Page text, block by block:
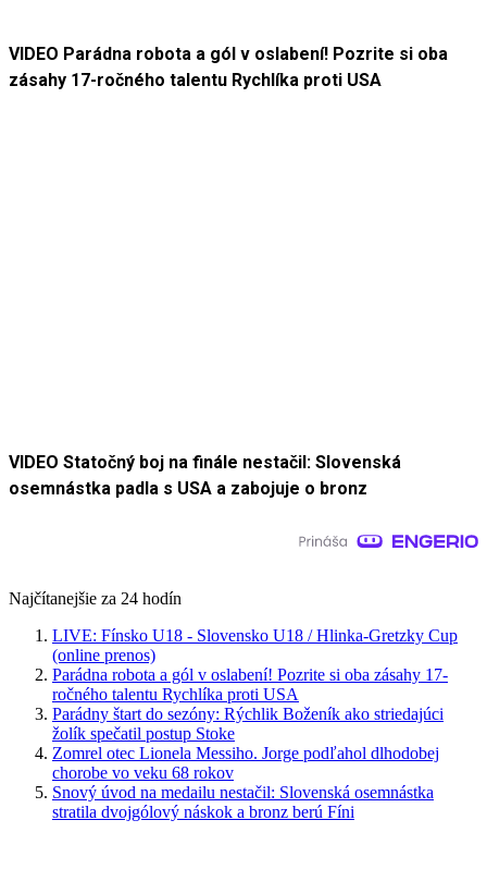
VIDEO Parádna robota a gól v oslabení! Pozrite si oba
zásahy 17-ročného talentu Rychlíka proti USA
VIDEO Statočný boj na finále nestačil: Slovenská
osemnástka padla s USA a zabojuje o bronz
Najčítanejšie za 24 hodín
LIVE: Fínsko U18 - Slovensko U18 / Hlinka-Gretzky Cup
(online prenos)
Parádna robota a gól v oslabení! Pozrite si oba zásahy 17-
ročného talentu Rychlíka proti USA
Parádny štart do sezóny: Rýchlik Boženík ako striedajúci
žolík spečatil postup Stoke
Zomrel otec Lionela Messiho. Jorge podľahol dlhodobej
chorobe vo veku 68 rokov
Snový úvod na medailu nestačil: Slovenská osemnástka
stratila dvojgólový náskok a bronz berú Fíni